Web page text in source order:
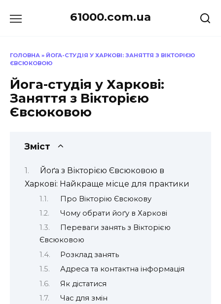
до
61000.com.ua
ГОЛОВНА » ЙОГА-СТУДІЯ У ХАРКОВІ: ЗАНЯТТЯ З ВІКТОРІЄЮ
ЄВСЮКОВОЮ
Йога-студія у Харкові:
Заняття з Вікторією
Євсюковою
Зміст
Йоґа з Вікторією Євсюковою в
Харкові: Найкраще місце для практики
Про Вікторію Євсюкову
Чому обрати йоґу в Харкові
Переваги занять з Вікторією
Євсюковою
Розклад занять
Адреса та контактна інформація
Як дістатися
Час для змін